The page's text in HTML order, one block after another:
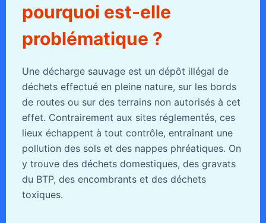
pourquoi est-elle
problématique ?
Une décharge sauvage est un dépôt illégal de
déchets effectué en pleine nature, sur les bords
de routes ou sur des terrains non autorisés à cet
effet. Contrairement aux sites réglementés, ces
lieux échappent à tout contrôle, entraînant une
pollution des sols et des nappes phréatiques. On
y trouve des déchets domestiques, des gravats
du BTP, des encombrants et des déchets
toxiques.